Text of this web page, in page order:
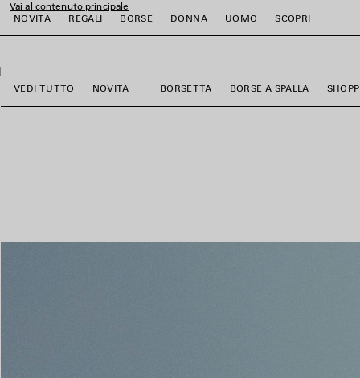
Vai al contenuto principale
NOVITÀ
REGALI BORSE DONNA UOMO SCOPRI
VEDI TUTTO NOVITÀ BORSETTA BORSE A SPALLA